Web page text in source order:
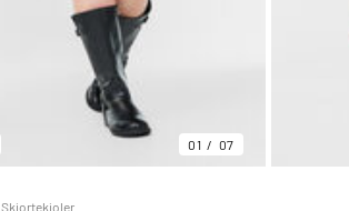
01 07
Skjortekjoler